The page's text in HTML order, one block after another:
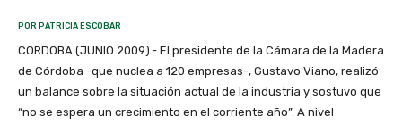
POR PATRICIA ESCOBAR
CORDOBA (JUNIO 2009).- El presidente de la Cámara de la Madera
de Córdoba -que nuclea a 120 empresas-, Gustavo Viano, realizó
un balance sobre la situación actual de la industria y sostuvo que
“no se espera un crecimiento en el corriente año”. A nivel